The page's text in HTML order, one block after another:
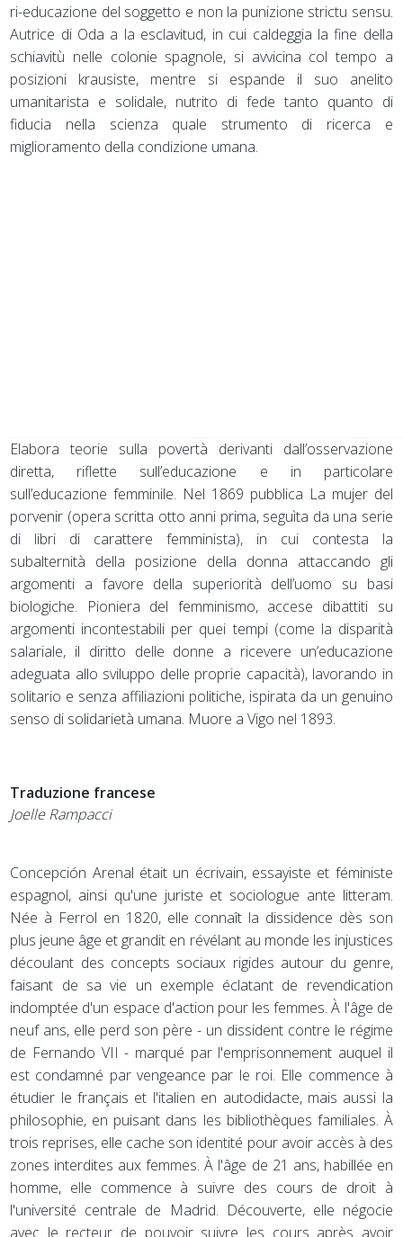
ri-educazione del soggetto e non la punizione strictu sensu.
Autrice di Oda a la esclavitud, in cui caldeggia la fine della
schiavitù nelle colonie spagnole, si avvicina col tempo a
posizioni krausiste, mentre si espande il suo anelito
umanitarista e solidale, nutrito di fede tanto quanto di
fiducia nella scienza quale strumento di ricerca e
miglioramento della condizione umana.
Elabora teorie sulla povertà derivanti dall’osservazione
diretta, riflette sull’educazione e in particolare
sull’educazione femminile. Nel 1869 pubblica La mujer del
porvenir (opera scritta otto anni prima, seguìta da una serie
di libri di carattere femminista), in cui contesta la
subalternità della posizione della donna attaccando gli
argomenti a favore della superiorità dell’uomo su basi
biologiche. Pioniera del femminismo, accese dibattiti su
argomenti incontestabili per quei tempi (come la disparità
salariale, il diritto delle donne a ricevere un’educazione
adeguata allo sviluppo delle proprie capacità), lavorando in
solitario e senza affiliazioni politiche, ispirata da un genuino
senso di solidarietà umana. Muore a Vigo nel 1893.
Traduzione francese
Joelle Rampacci
Concepción Arenal était un écrivain, essayiste et féministe
espagnol, ainsi qu'une juriste et sociologue ante litteram.
Née à Ferrol en 1820, elle connaît la dissidence dès son
plus jeune âge et grandit en révélant au monde les injustices
découlant des concepts sociaux rigides autour du genre,
faisant de sa vie un exemple éclatant de revendication
indomptée d'un espace d'action pour les femmes. À l'âge de
neuf ans, elle perd son père - un dissident contre le régime
de Fernando VII - marqué par l'emprisonnement auquel il
est condamné par vengeance par le roi. Elle commence à
étudier le français et l'italien en autodidacte, mais aussi la
philosophie, en puisant dans les bibliothèques familiales. À
trois reprises, elle cache son identité pour avoir accès à des
zones interdites aux femmes. À l'âge de 21 ans, habillée en
homme, elle commence à suivre des cours de droit à
l'université centrale de Madrid. Découverte, elle négocie
avec le recteur de pouvoir suivre les cours après avoir